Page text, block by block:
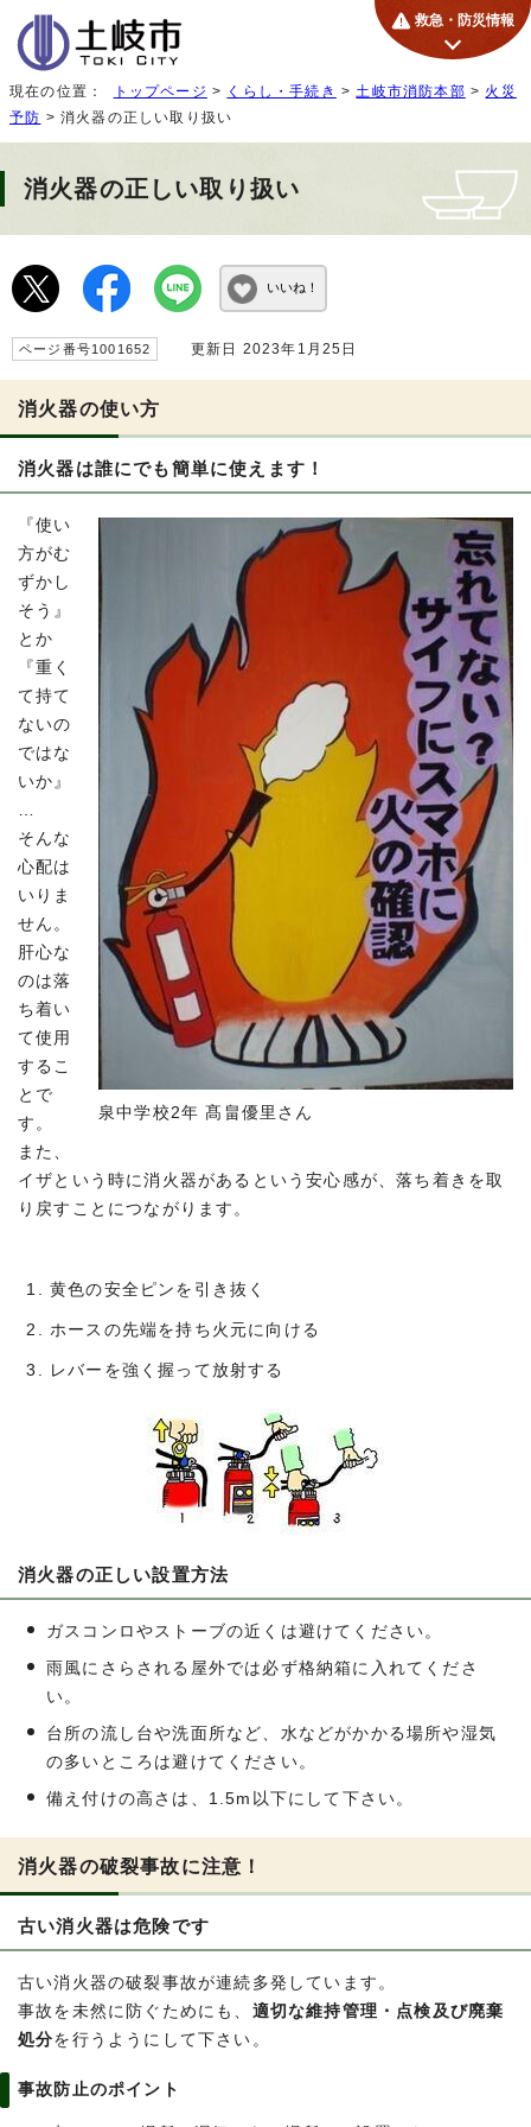
救急・防災情報
現在の位置： トップページ > くらし・手続き >土岐市消防本部 > 火災
予防 > 消火器の正しい取り扱い
消火器の正しい取り扱い
いいね！
ページ番号1001652 更新日 2023年1月25日
消火器の使い方
消火器は誰にでも簡単に使えます！
泉中学校2年 髙畠優里さん
『使い
方がむ
ずかし
そう』
とか
『重く
て持て
ないの
ではな
いか』
そんな
心配は
いりま
せん。
肝心な
のは落
ち着い
て使用
するこ
とで
す。
また、
イザという時に消火器があるという安心感が、落ち着きを取
り戻すことにつながります。
黄色の安全ピンを引き抜く
ホースの先端を持ち火元に向ける
レバーを強く握って放射する
消火器の正しい設置方法
ガスコンロやストーブの近くは避けてください。
雨風にさらされる屋外では必ず格納箱に入れてくださ
い。
台所の流し台や洗面所など、水などがかかる場所や湿気
の多いところは避けてください。
備え付けの高さは、1.5m以下にして下さい。
消火器の破裂事故に注意！
古い消火器は危険です
古い消火器の破裂事故が連続多発しています。
事故を未然に防ぐためにも、 適切な維持管理・点検及び廃棄
処分を行うようにして下さい。
事故防止のポイント